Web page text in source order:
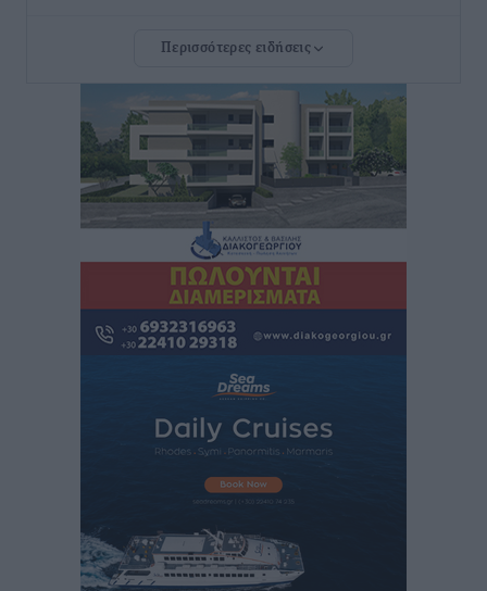
διακόψουν το κάπνισμα
Έκτακτο επίδομα παιδιού: Έως 10 Αυγούστου η
προθεσμία για ΑΦΜ – Ποιοι πάνε ταμείο
Ειδήσεις• πριν 1 ώρα
ASTYBUS: 27.642 διαδρομές στην Αστυπάλαια – Το
«έξυπνο» μοντέλο μετακίνησης που έγινε μέρος της
καθημερινότητας
Τοπικές Ειδήσεις• πριν 2 ώρες
Ερώτηση Μπελέρη σε Κομισιόν για τη δημιουργία
Φυσικών Καταστροφών»
Βρεφονηπιακός Σταθμός Κάσου
Τοπικές Ειδήσεις• πριν 3 ώρες
Περισσότερες ειδήσεις